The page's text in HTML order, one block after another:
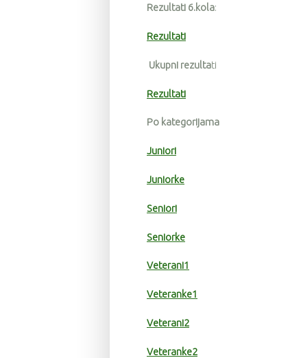
Rezultati 6.kola:
Rezultati
Ukupni rezultati
Rezultati
Po kategorijama
Juniori
Juniorke
Seniori
Seniorke
Veterani1
Veteranke1
Veterani2
Veteranke2